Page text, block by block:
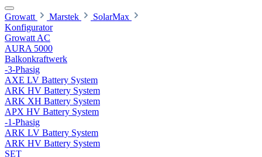
Growatt Marstek
SolarMax
Konfigurator
Growatt AC
AURA 5000
Balkonkraftwerk
-3-Phasig
AXE LV Battery System
ARK HV Battery System
ARK XH Battery System
APX HV Battery System
-1-Phasig
ARK LV Battery System
ARK HV Battery System
SET